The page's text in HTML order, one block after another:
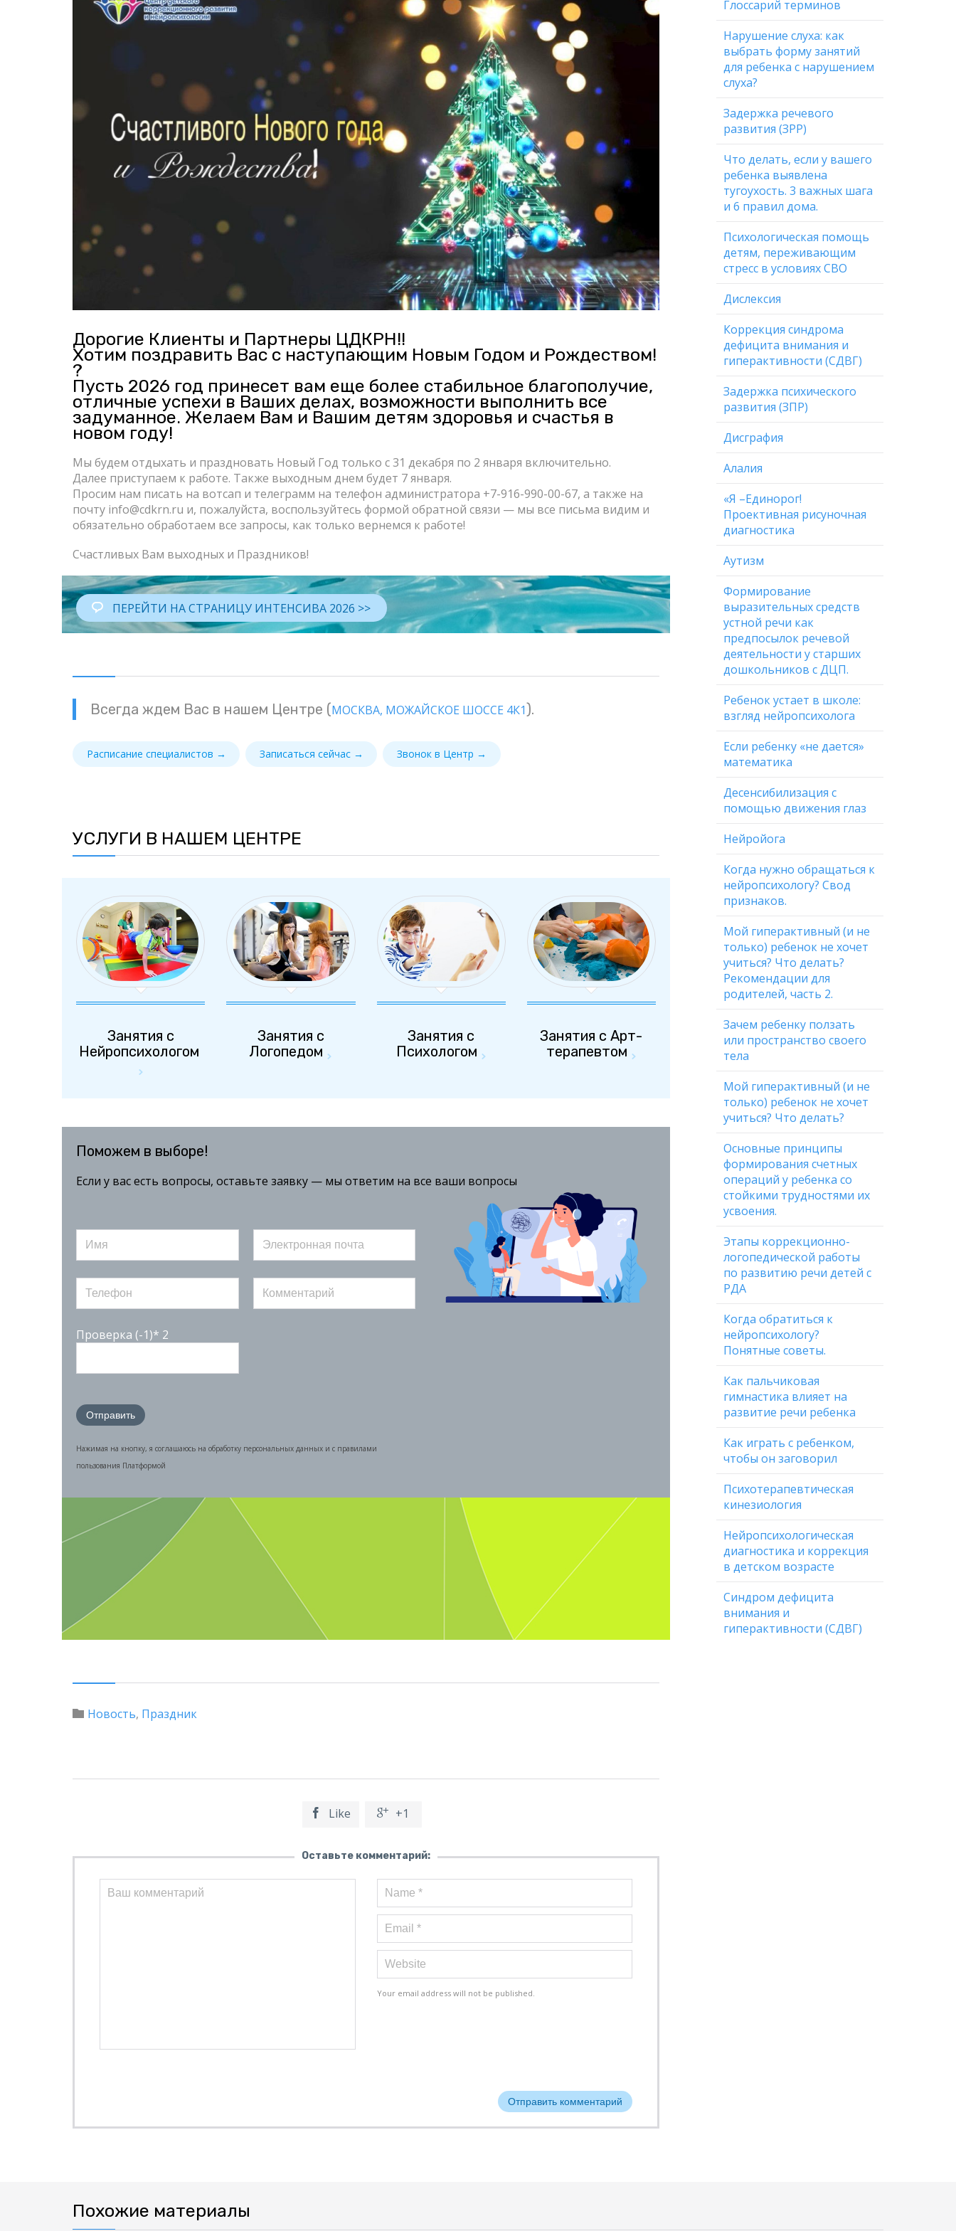
Дорогие Клиенты и Партнеры ЦДКРН!!
Хотим поздравить Вас с наступающим Новым Годом и Рождеством!
?
Пусть 2026 год принесет вам еще более стабильное благополучие,
отличные успехи в Ваших делах, возможности выполнить все
задуманное. Желаем Вам и Вашим детям здоровья и счастья в
новом году!
Мы будем отдыхать и праздновать Новый Год только с 31 декабря по 2 января включительно.
Далее приступаем к работе. Также выходным днем будет 7 января.
Просим нам писать на вотсап и телеграмм на телефон администратора +7-916-990-00-67, а также на
почту info@cdkrn.ru и, пожалуйста, воспользуйтесь формой обратной связи — мы все письма видим и
обязательно обработаем все запросы, как только вернемся к работе!
Счастливых Вам выходных и Праздников!
 ПЕРЕЙТИ НА СТРАНИЦУ ИНТЕНСИВА 2026 >>
Всегда ждем Вас в нашем Центре (МОСКВА, МОЖАЙСКОЕ ШОССЕ 4К1 ).
Расписание специалистов → Записаться сейчас → Звонок в Центр →
УСЛУГИ В НАШЕМ ЦЕНТРЕ
Занятия с
Нейропсихологом

Занятия с
Логопедом

Занятия с
Психологом

Занятия с Арт-
терапевтом

Поможем в выборе!
Если у вас есть вопросы, оставьте заявку — мы ответим на все ваши вопросы
Проверка (-1)* 2
Нажимая на кнопку, я соглашаюсь на обработку персональных данных и с правилами
пользования Платформой
 Category
Новость, Праздник
 Like  +1
Оставьте комментарий:
Your email address will not be published.
Глоссарий терминов
Нарушение слуха: как
выбрать форму занятий
для ребенка с нарушением
слуха?
Задержка речевого
развития (ЗРР)
Что делать, если у вашего
ребенка выявлена
тугоухость. 3 важных шага
и 6 правил дома.
Психологическая помощь
детям, переживающим
стресс в условиях СВО
Дислексия
Коррекция синдрома
дефицита внимания и
гиперактивности (СДВГ)
Задержка психического
развития (ЗПР)
Дисграфия
Алалия
«Я –Единорог!
Проективная рисуночная
диагностика
Аутизм
Формирование
выразительных средств
устной речи как
предпосылок речевой
деятельности у старших
дошкольников с ДЦП.
Ребенок устает в школе:
взгляд нейропсихолога
Если ребенку «не дается»
математика
Десенсибилизация с
помощью движения глаз
Нейройога
Когда нужно обращаться к
нейропсихологу? Свод
признаков.
Мой гиперактивный (и не
только) ребенок не хочет
учиться? Что делать?
Рекомендации для
родителей, часть 2.
Зачем ребенку ползать
или пространство своего
тела
Мой гиперактивный (и не
только) ребенок не хочет
учиться? Что делать?
Основные принципы
формирования счетных
операций у ребенка со
стойкими трудностями их
усвоения.
Этапы коррекционно-
логопедической работы
по развитию речи детей с
РДА
Когда обратиться к
нейропсихологу?
Понятные советы.
Как пальчиковая
гимнастика влияет на
развитие речи ребенка
Как играть с ребенком,
чтобы он заговорил
Психотерапевтическая
кинезиология
Нейропсихологическая
диагностика и коррекция
в детском возрасте
Синдром дефицита
внимания и
гиперактивности (СДВГ)
Похожие материалы